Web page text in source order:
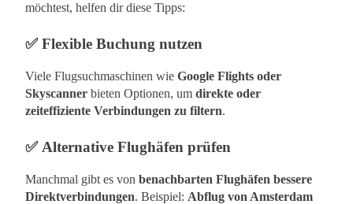
möchtest, helfen dir diese Tipps:
✅Flexible Buchung nutzen
Viele Flugsuchmaschinen wie Google Flights oder
Skyscanner bieten Optionen, um direkte oder
zeiteffiziente Verbindungen zu filtern.
✅ Alternative Flughäfen prüfen
Manchmal gibt es von benachbarten Flughäfen bessere
Direktverbindungen. Beispiel: Abflug von Amsterdam